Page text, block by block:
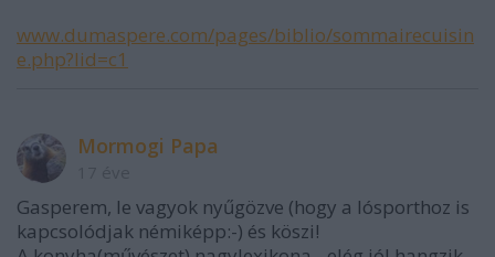
www.dumaspere.com/pages/biblio/sommairecuisin
e.php?lid=c1
Mormogi Papa
Gasperem, le vagyok nyűgözve (hogy a lósporthoz is
kapcsolódjak némiképp:-) és köszi!